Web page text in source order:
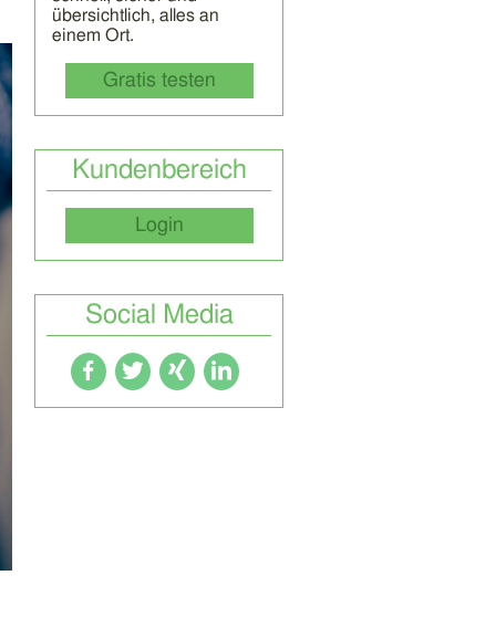
übersichtlich, alles an
einem Ort.
Gratis testen
Kundenbereich
Login
Social Media